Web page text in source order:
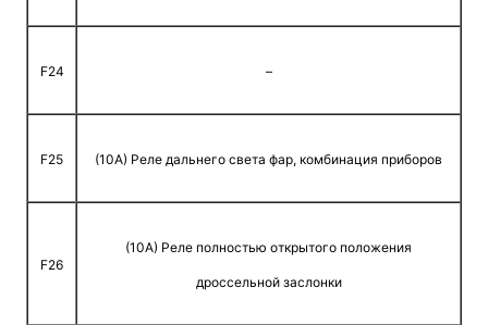
F24 –
F25 (10A) Реле дальнего света фар, комбинация приборов
F26
(10A) Реле полностью открытого положения
дроссельной заслонки